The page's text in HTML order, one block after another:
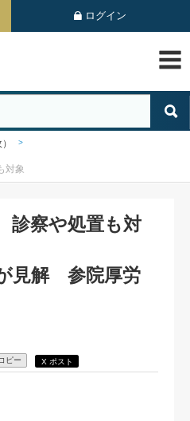
ログイン
対象
診察や処置も対
見解 参院厚労
ピー X ポスト